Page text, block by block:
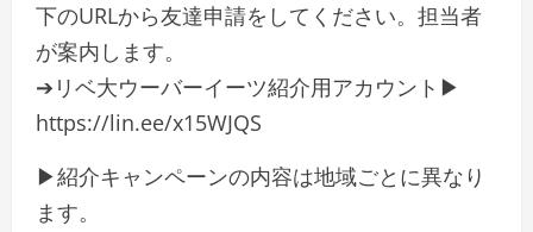
下のURLから友達申請をしてください。担当者
が案内します。
➔リベ大ウーバーイーツ紹介用アカウント▶
https://lin.ee/x15WJQS
▶紹介キャンペーンの内容は地域ごとに異なり
ます。